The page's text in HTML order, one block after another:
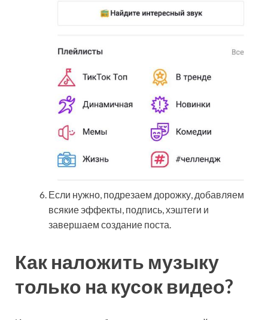
Если нужно, подрезаем дорожку, добавляем
всякие эффекты, подпись, хэштеги и
завершаем создание поста.
Как наложить музыку
только на кусок видео?